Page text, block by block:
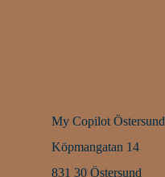
My Copilot Östersund
Köpmangatan 14
831 30 Östersund